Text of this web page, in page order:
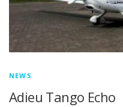
NEWS
Adieu Tango Echo